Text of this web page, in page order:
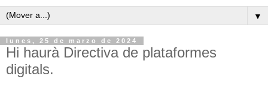
▼
lunes, 25 de marzo de 2024
Hi haurà Directiva de plataformes
digitals.